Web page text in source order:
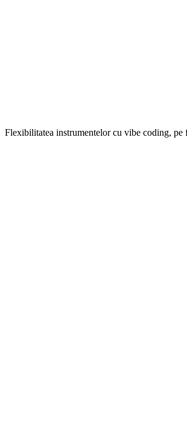
Flexibilitatea instrumentelor cu vibe coding, pe